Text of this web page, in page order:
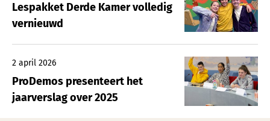
Lespakket Derde Kamer volledig
vernieuwd
2 april 2026
ProDemos presenteert het
jaarverslag over 2025